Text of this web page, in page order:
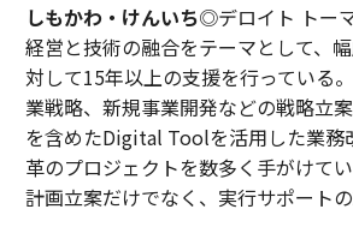
しもかわ・けんいち◎デロイト トー
経営と技術の融合をテーマとして、
対して15年以上の支援を行っている
業戦略、新規事業開発などの戦略立
を含めたDigital Toolを活用した業務
革のプロジェクトを数多く手がけて
計画立案だけでなく、実行サポートの